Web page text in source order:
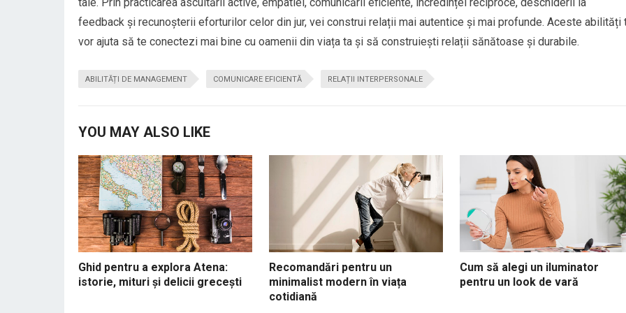
feedback și recunoșterii eforturilor celor din jur, vei construi relații mai autentice și mai profunde. Aceste abilități
vor ajuta să te conectezi mai bine cu oamenii din viața ta și să construiești relații sănătoase și durabile.
ABILITĂȚI DE MANAGEMENT COMUNICARE EFICIENTĂ RELAȚII INTERPERSONALE
YOU MAY ALSO LIKE
Ghid pentru a explora Atena:
istorie, mituri și delicii grecești
Recomandări pentru un
minimalist modern în viața
cotidiană
Cum să alegi un iluminator
pentru un look de vară